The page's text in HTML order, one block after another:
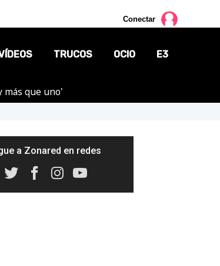
Conectar
TRUCOS OCIO E3
más que uno'
a Zonared en redes